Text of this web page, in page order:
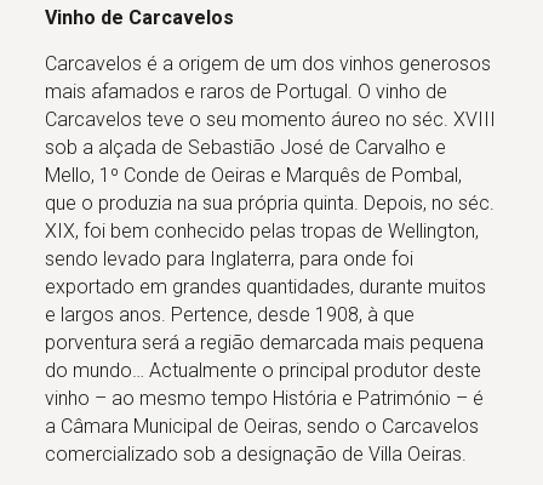
Vinho de Carcavelos
Carcavelos é a origem de um dos vinhos generosos
mais afamados e raros de Portugal. O vinho de
Carcavelos teve o seu momento áureo no séc. XVIII
sob a alçada de Sebastião José de Carvalho e
Mello, 1º Conde de Oeiras e Marquês de Pombal,
que o produzia na sua própria quinta. Depois, no séc.
XIX, foi bem conhecido pelas tropas de Wellington,
sendo levado para Inglaterra, para onde foi
exportado em grandes quantidades, durante muitos
e largos anos. Pertence, desde 1908, à que
porventura será a região demarcada mais pequena
do mundo… Actualmente o principal produtor deste
vinho – ao mesmo tempo História e Património – é
a Câmara Municipal de Oeiras, sendo o Carcavelos
comercializado sob a designação de Villa Oeiras.